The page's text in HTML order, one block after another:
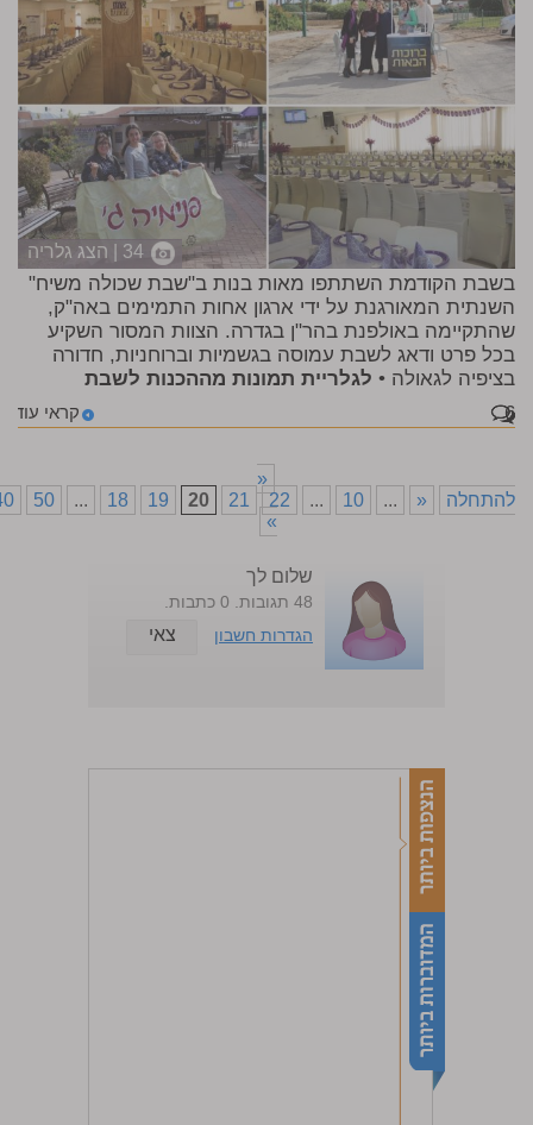
34 | הצג גלריה
בשבת הקודמת השתתפו מאות בנות ב"שבת שכולה משיח"
השנתית המאורגנת על ידי ארגון אחות התמימים באה"ק,
שהתקיימה באולפנת בהר"ן בגדרה. הצוות המסור השקיע
בכל פרט ודאג לשבת עמוסה בגשמיות וברוחניות, חדורה
בציפיה לגאולה • לגלריית תמונות מההכנות לשבת
קראי עוד 6
«
להתחלה
«
...
10
...
18 19 20 21 22
...
50
»
שלום לך
48 תגובות. 0 כתבות.
הגדרות חשבון
צאי